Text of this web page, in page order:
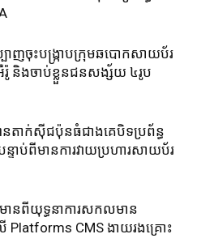
ញចុះបង្រ្កាបក្រុមឆបោកសាយប័រ
និងចាប់ខ្លួនជនសង្ស័យ ៤រូប
តាក់ស៊ីជប៉ុនធំជាងគេបិទប្រព័ន្ធ
ន្ទាប់ពីមានការវាយប្រហារសាយប័រ
ានពីយុទ្ធនាការសកលមាន
CMS ងាយរងគ្រោះ